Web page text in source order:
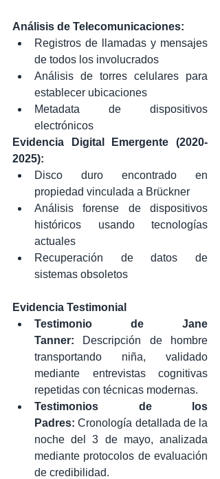
Análisis de Telecomunicaciones:
Registros de llamadas y mensajes
de todos los involucrados
Análisis de torres celulares para
establecer ubicaciones
Metadata de dispositivos
electrónicos
Evidencia Digital Emergente (2020-
2025):
Disco duro encontrado en
propiedad vinculada a Brückner
Análisis forense de dispositivos
históricos usando tecnologías
actuales
Recuperación de datos de
sistemas obsoletos
Evidencia Testimonial
Testimonio de Jane
Tanner: Descripción de hombre
transportando niña, validado
mediante entrevistas cognitivas
repetidas con técnicas modernas.
Testimonios de los
Padres: Cronología detallada de la
noche del 3 de mayo, analizada
mediante protocolos de evaluación
de credibilidad.